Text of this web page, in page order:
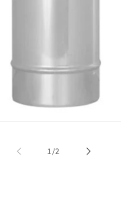
1/von
2